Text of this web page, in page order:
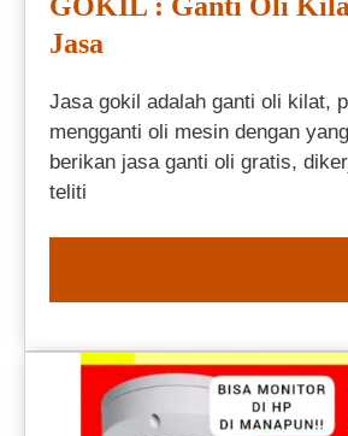
Jasa
Jasa gokil adalah ganti oli kilat,
mengganti oli mesin dengan
berikan jasa ganti oli gratis,
teliti